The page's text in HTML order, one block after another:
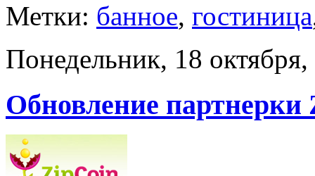
Метки: банное, гостиница
Понедельник, 18
Обновление партнерки